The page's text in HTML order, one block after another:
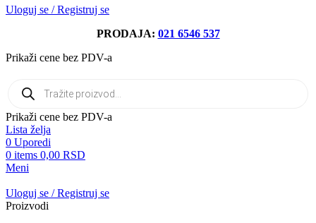
Uloguj se / Registruj se
PRODAJA: 021 6546 537
Prikaži cene bez PDV-a
Prikaži cene bez PDV-a
Lista želja
0 Uporedi
0 items 0,00 RSD
Meni
Uloguj se / Registruj se
Proizvodi